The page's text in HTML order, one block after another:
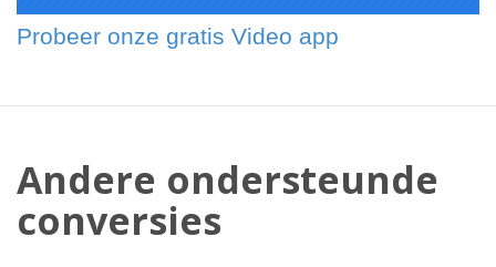
Probeer onze gratis Video app
Andere ondersteunde
conversies